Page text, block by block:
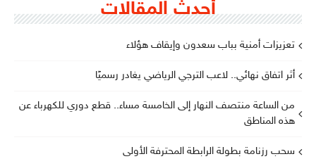
أحدث المقالات
تعزيزات أمنية بباب سعدون وإيقاف هؤلاء
أثر اتفاق نهائي.. لاعب الترجي الرياضي يغادر رسميًا
من الساعة منتصف النهار إلى الخامسة مساء.. قطع دوري للكهرباء عن
هذه المناطق
سحب رزنامة بطولة الرابطة المحترفة الأولى